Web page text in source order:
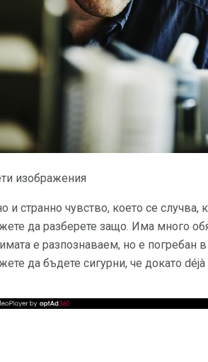
изображения
и странно чувство, което се
да разберете защо. Има много
е разпознаваем, но е погребан
да бъдете сигурни, че докато